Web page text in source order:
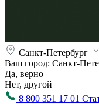
Санкт-Петербург
Ваш город: Санкт-
Да, верно
Нет, другой
8 800 351 17 01